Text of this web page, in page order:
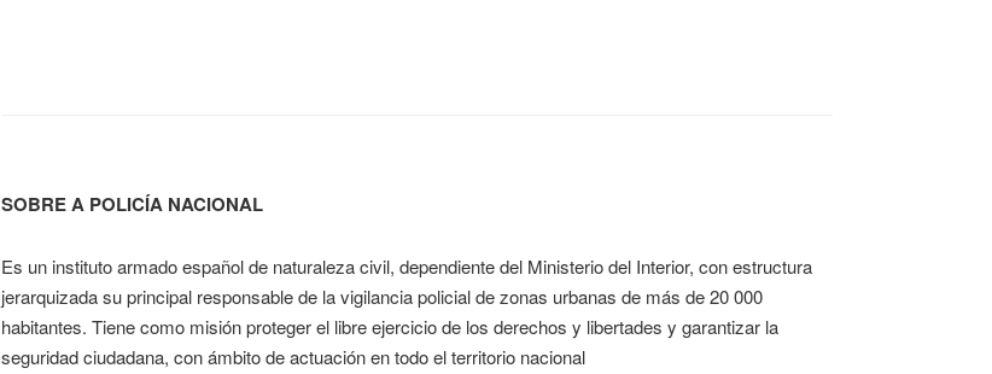
SOBRE A POLICÍA NACIONAL
Es un instituto armado español de naturaleza civil, dependiente del Ministerio del Interior, con estructura
jerarquizada su principal responsable de la vigilancia policial de zonas urbanas de más de 20 000
habitantes. Tiene como misión proteger el libre ejercicio de los derechos y libertades y garantizar la
seguridad ciudadana, con ámbito de actuación en todo el territorio nacional